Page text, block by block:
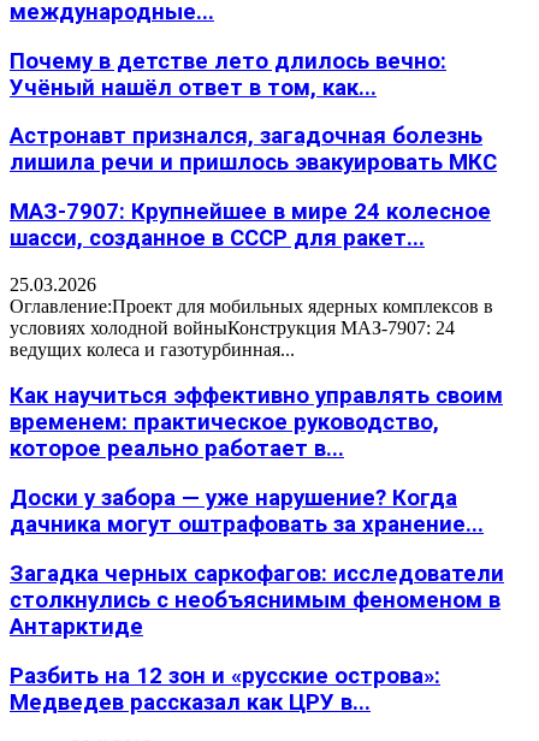
международные...
Почему в детстве лето длилось вечно:
Учёный нашёл ответ в том, как...
Астронавт признался, загадочная болезнь
лишила речи и пришлось эвакуировать МКС
МАЗ-7907: Крупнейшее в мире 24 колесное
шасси, созданное в СССР для ракет...
25.03.2026
Оглавление:Проект для мобильных ядерных комплексов в
условиях холодной войныКонструкция МАЗ-7907: 24
ведущих колеса и газотурбинная...
Как научиться эффективно управлять своим
временем: практическое руководство,
которое реально работает в...
Доски у забора — уже нарушение? Когда
дачника могут оштрафовать за хранение...
Загадка черных саркофагов: исследователи
столкнулись с необъяснимым феноменом в
Антарктиде
Разбить на 12 зон и «русские острова»:
Медведев рассказал как ЦРУ в...